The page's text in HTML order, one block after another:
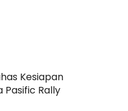
Kesiapan
Pasific Rally